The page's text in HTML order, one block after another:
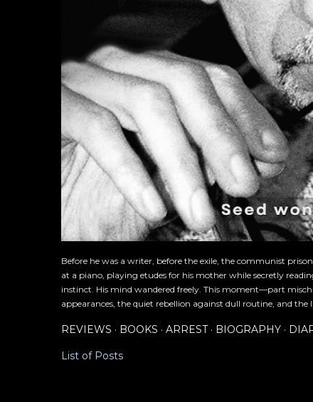
Before he was a writer, before the exile, the communist
at a piano, playing etudes for his mother while secretly
instinct. His mind wandered freely. This moment—part
appearances, the quiet rebellion against dull routine, and the
REVIEWS BOOKS ARREST BIOGRAPHY
List of Posts